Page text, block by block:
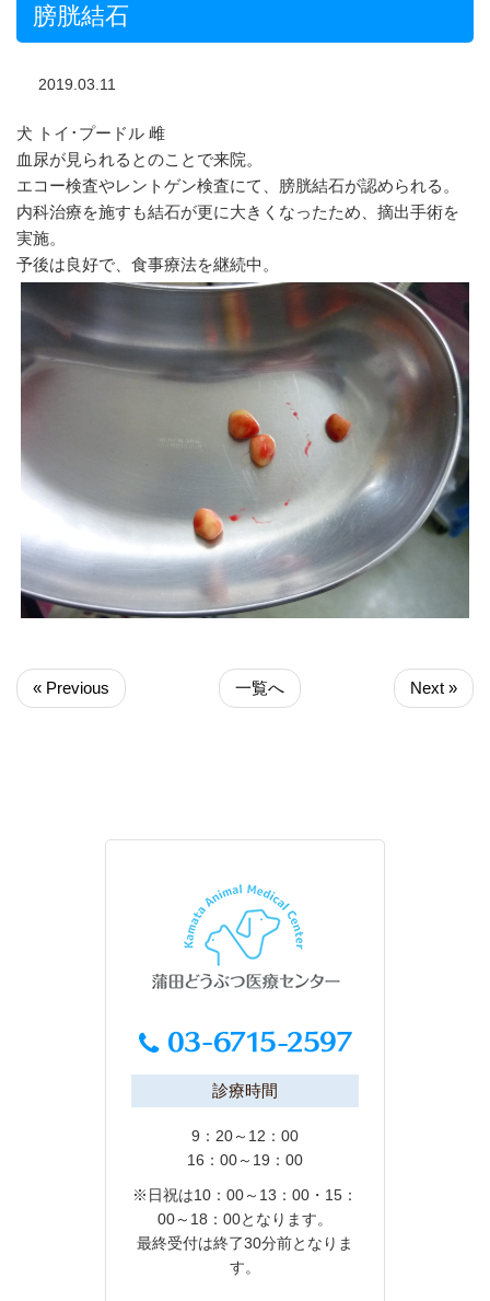
膀胱結石
2019.03.11
犬 トイ･プードル 雌
血尿が見られるとのことで来院。
エコー検査やレントゲン検査にて、膀胱結石が認められる。
内科治療を施すも結石が更に大きくなったため、摘出手術を
実施。
予後は良好で、食事療法を継続中。
« Previous 一覧へ Next »
診療時間
9：20～12：00
16：00～19：00
※日祝は10：00～13：00・15：
00～18：00となります。
最終受付は終了30分前となりま
す。